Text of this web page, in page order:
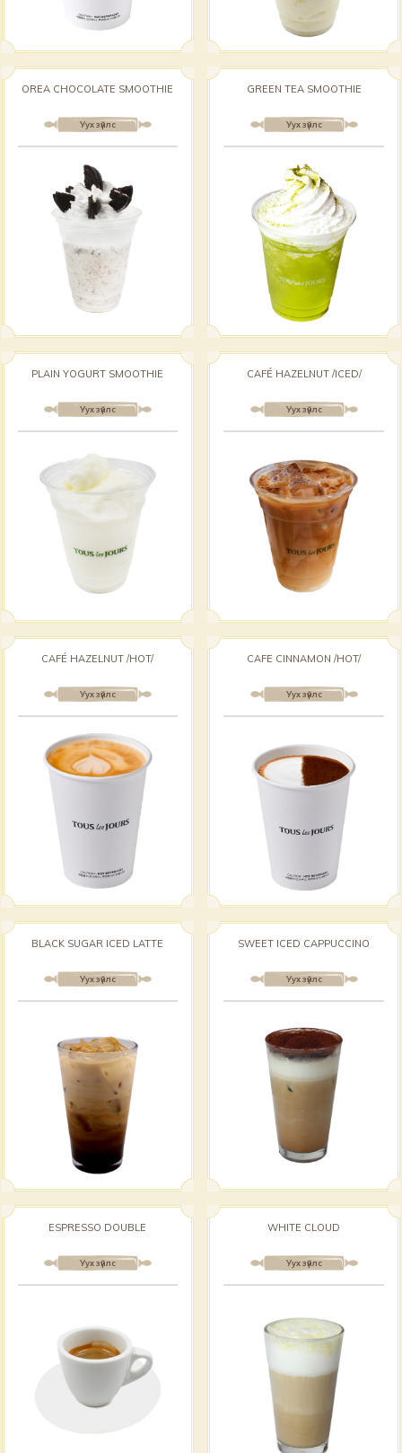
Уух зүйлс
OREA CHOCOLATE SMOOTHIE
Уух зүйлс
GREEN TEA SMOOTHIE
Уух зүйлс
PLAIN YOGURT SMOOTHIE
Уух зүйлс
CAFÉ HAZELNUT /ICED/
Уух зүйлс
CAFÉ HAZELNUT /HOT/
Уух зүйлс
CAFE CINNAMON /HOT/
Уух зүйлс
BLACK SUGAR ICED LATTE
Уух зүйлс
SWEET ICED CAPPUCCINO
Уух зүйлс
ESPRESSO DOUBLE
Уух зүйлс
WHITE CLOUD